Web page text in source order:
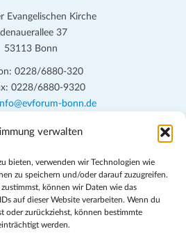
verwalten
bieten, verwenden wir Technologien wie
zu speichern und/oder darauf zuzugreifen.
können wir Daten wie das
auf dieser Website verarbeiten. Wenn du
oder zurückziehst, können bestimmte
werden.
Evangelischen Kirche
37
53113 Bonn
0228/6880-320
0228/6880-9320
bonn.de
Bonn will in seinen zentralen
kirchlichen und öffentlichen Lebens
und ehrlicher Auseinandersetzung
Verheißung des Evangeliums heraus
Leben verantwortlich zu
reden und zu handeln.